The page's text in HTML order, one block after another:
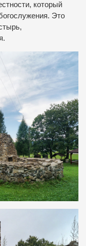
который
Это